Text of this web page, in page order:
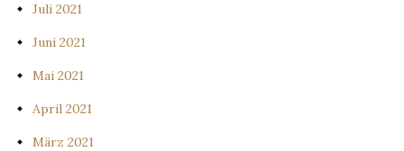
Juli 2021
Juni 2021
Mai 2021
April 2021
März 2021